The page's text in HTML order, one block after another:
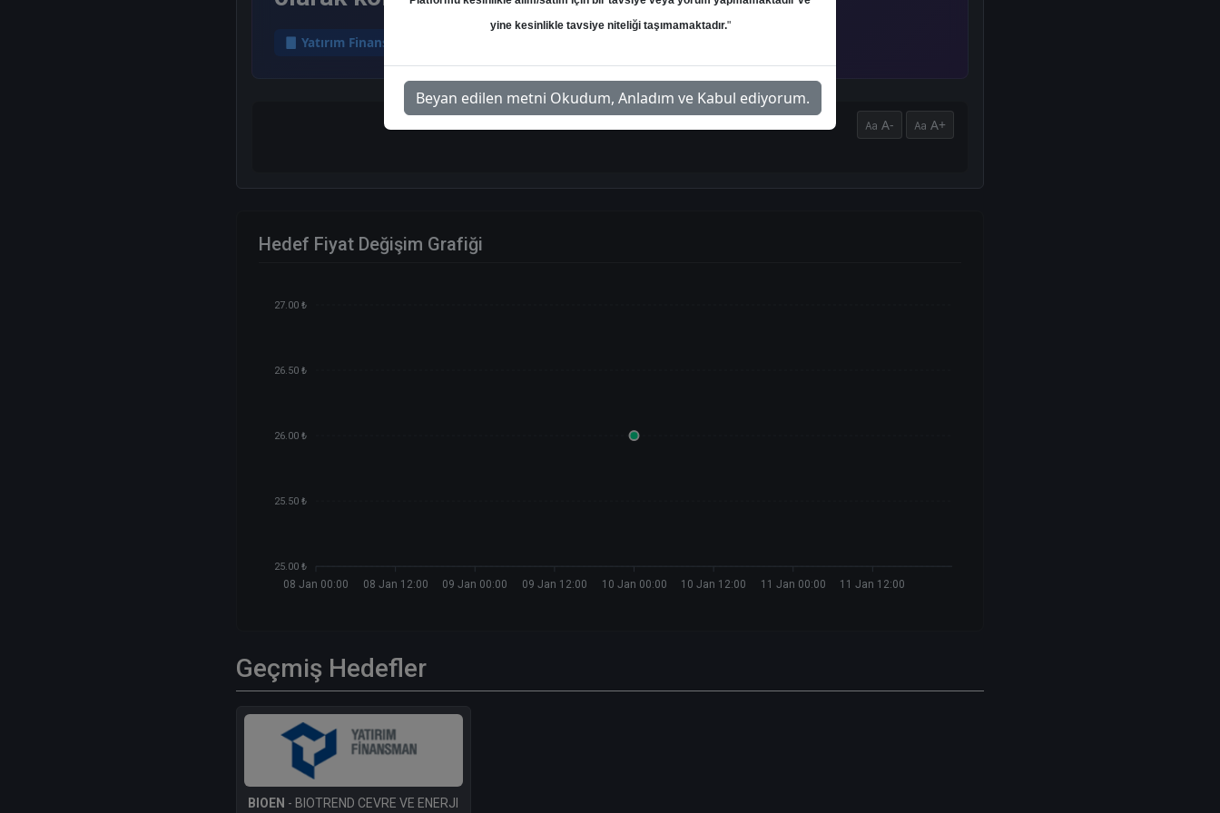
Yatırım Finansman
A- A+
Hedef Fiyat Değişim Grafiği
27.00 ₺
26.50 ₺
26.00 ₺
25.50 ₺
25.00 ₺
08 Jan 00:00 08 Jan 12:00 09 Jan 00:00 09 Jan 12:00 10 Jan 00:00 10 Jan 12:00 11 Jan 00:00 11 Jan 12:00
Geçmiş Hedefler
BIOEN - BIOTREND CEVRE VE ENERJI
yine kesinlikle tavsiye niteliği taşımamaktadır."
Beyan edilen metni Okudum, Anladım ve Kabul ediyorum.